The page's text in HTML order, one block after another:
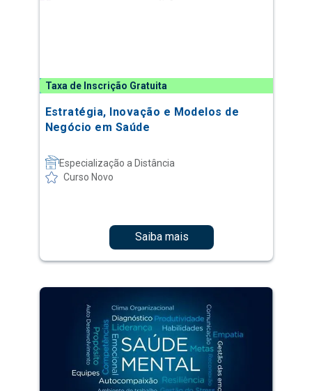
Taxa de Inscrição Gratuita
Estratégia, Inovação e Modelos de
Negócio em Saúde
Especialização a Distância
Curso Novo
Saiba mais